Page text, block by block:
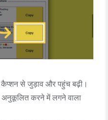
से जुड़ाव और पहुंच बढ़ी।
करने में लगने वाला